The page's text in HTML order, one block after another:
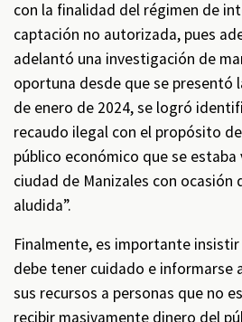
con la finalidad del régimen de
captación no autorizada, pues
adelantó una investigación de
oportuna desde que se presentó
de enero de 2024, se logró
recaudo ilegal con el propósito
público económico que se
ciudad de Manizales con ocasión
aludida”.
Finalmente, es importante
debe tener cuidado e informarse
sus recursos a personas que no
recibir masivamente dinero del